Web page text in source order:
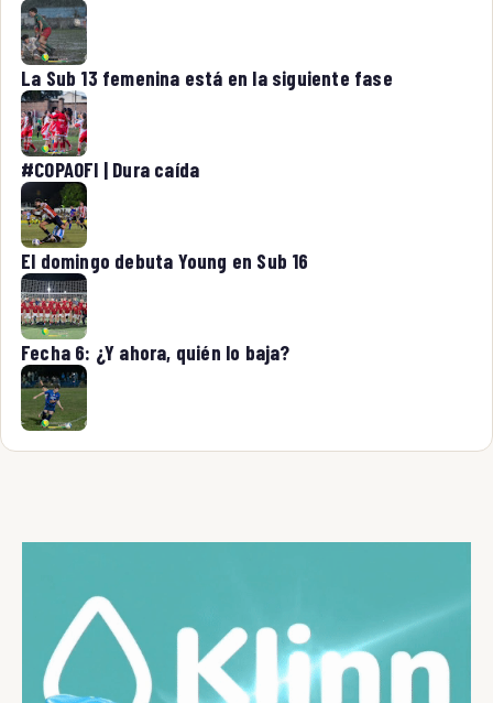
La Sub 13 femenina está en la siguiente fase
#COPAOFI | Dura caída
El domingo debuta Young en Sub 16
Fecha 6: ¿Y ahora, quién lo baja?